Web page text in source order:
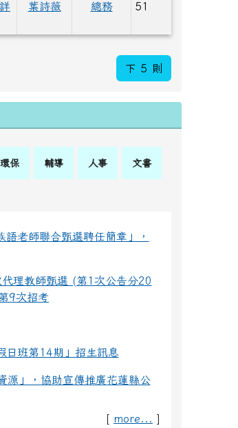
葉詩薇 總務 51
下 5 則
環保 輔導 人事 文書
老師聯合甄選聘任簡章」，
理教師甄選 (第1次公告分20
9次招考
日班第14期」招生訊息
源」，協助宣傳推廣花蓮縣公
[ more... ]